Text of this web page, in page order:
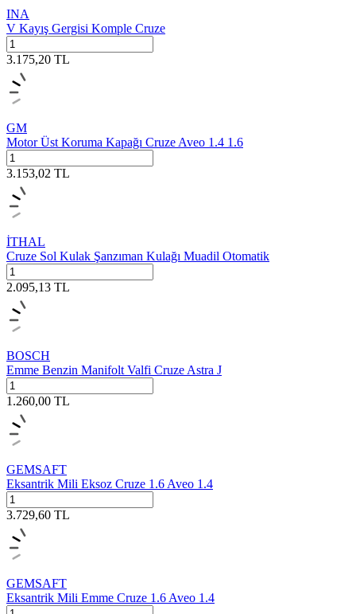
INA
V Kayış Gergisi Komple Cruze
3.175,20 TL
GM
Motor Üst Koruma Kapağı Cruze Aveo 1.4 1.6
3.153,02 TL
İTHAL
Cruze Sol Kulak Şanzıman Kulağı Muadil Otomatik
2.095,13 TL
BOSCH
Emme Benzin Manifolt Valfi Cruze Astra J
1.260,00 TL
GEMSAFT
Eksantrik Mili Eksoz Cruze 1.6 Aveo 1.4
3.729,60 TL
GEMSAFT
Eksantrik Mili Emme Cruze 1.6 Aveo 1.4